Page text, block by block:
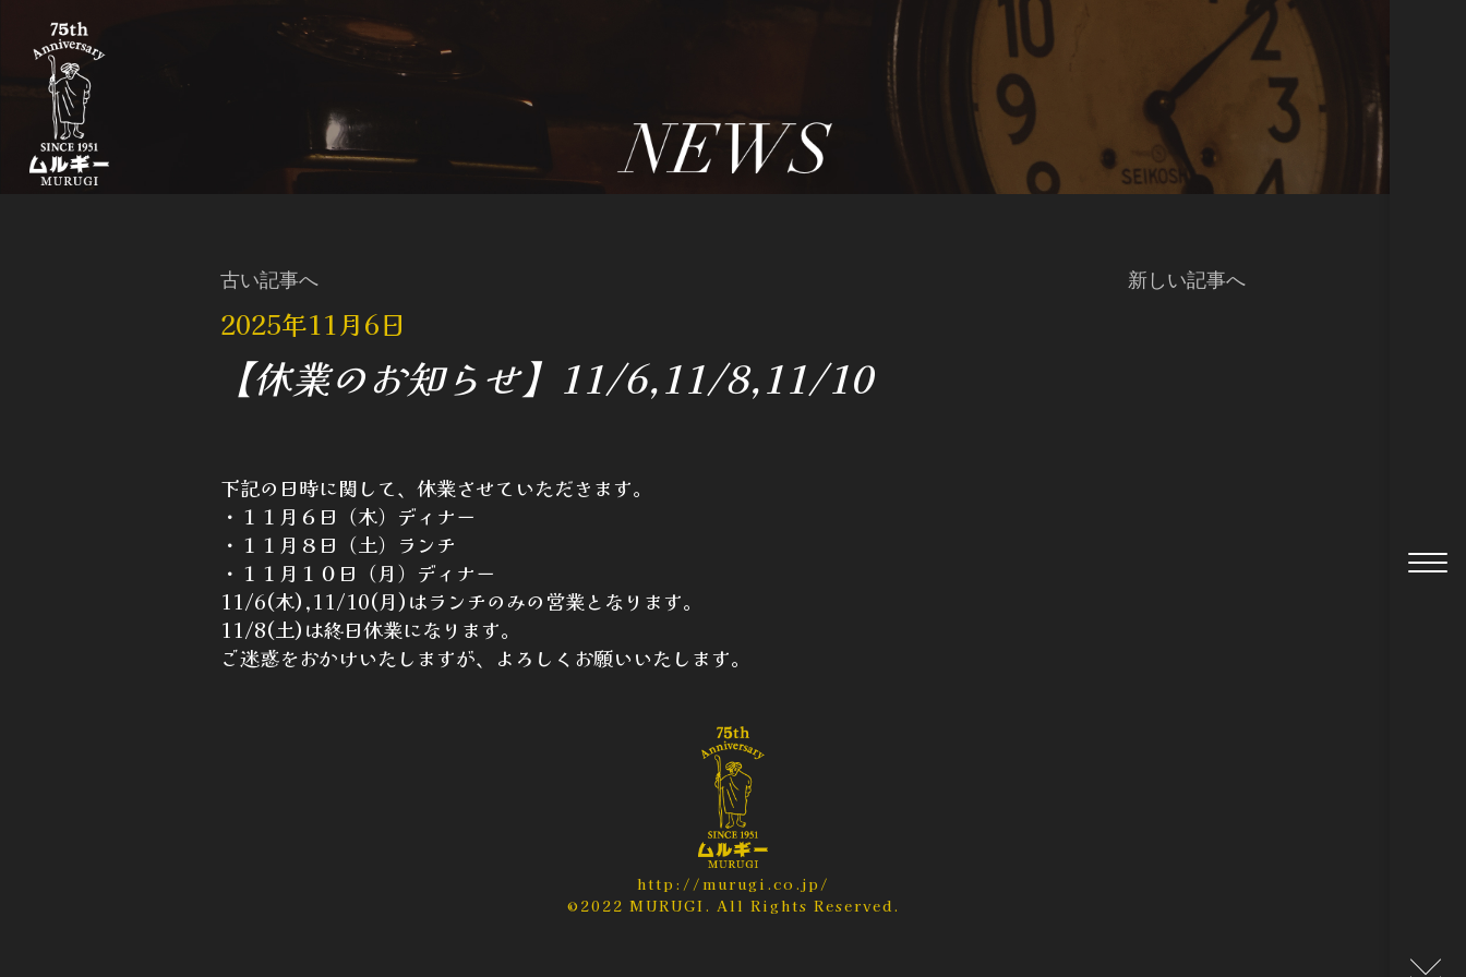
古い記事へ 新しい記事へ
2025年11月6日
【休業のお知らせ】11/6,11/8,11/10
下記の日時に関して、休業させていただきます。
・１１月６日（木）ディナー
・１１月８日（土）ランチ
・１１月１０日（月）ディナー
11/6(木),11/10(月)はランチのみの営業となります。
11/8(土)は終日休業になります。
ご迷惑をおかけいたしますが、よろしくお願いいたします。
http://murugi.co.jp/
©2022 MURUGI. All Rights Reserved.